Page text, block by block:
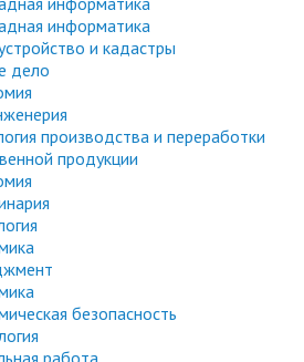
информатика
и кадастры
дело
производства и переработки
продукции
безопасность
работа